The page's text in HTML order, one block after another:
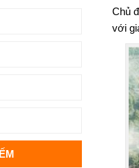
Chủ
với